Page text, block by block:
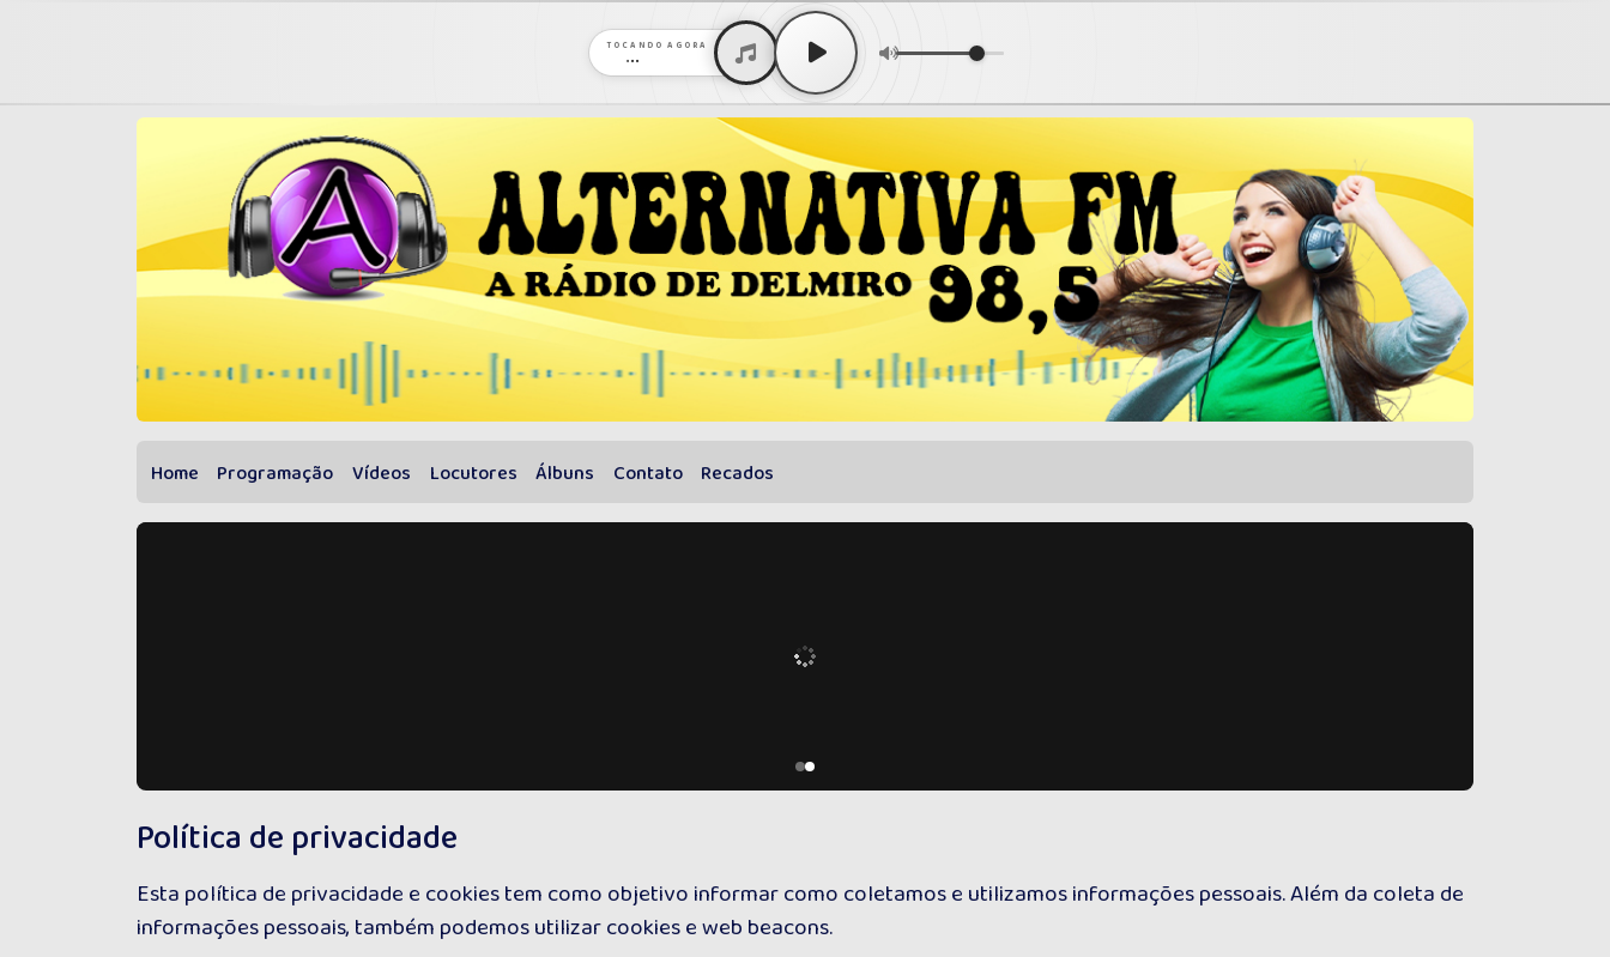
TOCANDO AGORA
...
Home Programação Vídeos Locutores Álbuns Contato Recados
Política de privacidade
Esta política de privacidade e cookies tem como objetivo informar como coletamos e utilizamos informações pessoais. Além da coleta de
informações pessoais, também podemos utilizar cookies e web beacons.